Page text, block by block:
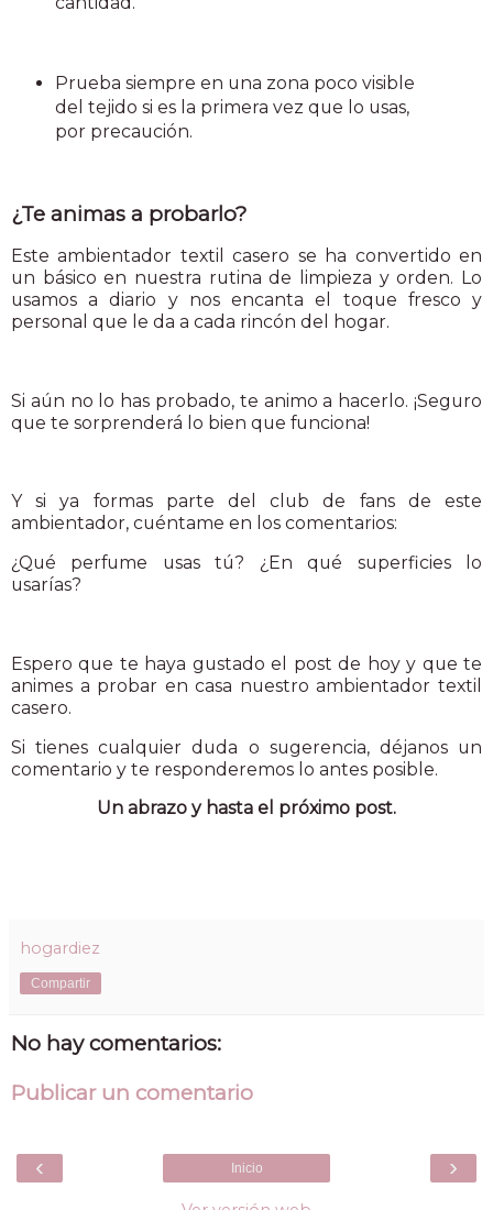
Prueba siempre en una zona poco visible
del tejido si es la primera vez que lo usas,
por precaución.
¿Te animas a probarlo?
Este ambientador textil casero se ha convertido en
un básico en nuestra rutina de limpieza y orden. Lo
usamos a diario y nos encanta el toque fresco y
personal que le da a cada rincón del hogar.
Si aún no lo has probado, te animo a hacerlo. ¡Seguro
que te sorprenderá lo bien que funciona!
Y si ya formas parte del club de fans de este
ambientador, cuéntame en los comentarios:
¿Qué perfume usas tú? ¿En qué superficies lo
usarías?
Espero que te haya gustado el post de hoy y que te
animes a probar en casa nuestro ambientador textil
casero.
Si tienes cualquier duda o sugerencia, déjanos un
comentario y te responderemos lo antes posible.
Un abrazo y hasta el próximo post.
hogardiez
Compartir
No hay comentarios:
Publicar un comentario
‹ ›
Inicio